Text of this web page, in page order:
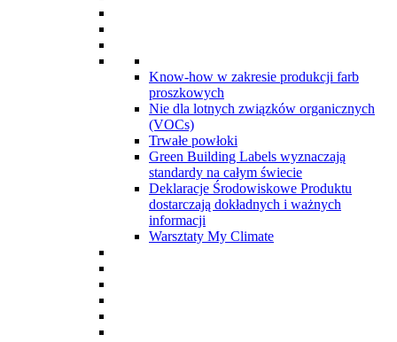
Know-how w zakresie produkcji farb
proszkowych
Nie dla lotnych związków organicznych
(VOCs)
Trwałe powłoki
Green Building Labels wyznaczają
standardy na całym świecie
Deklaracje Środowiskowe Produktu
dostarczają dokładnych i ważnych
informacji
Warsztaty My Climate